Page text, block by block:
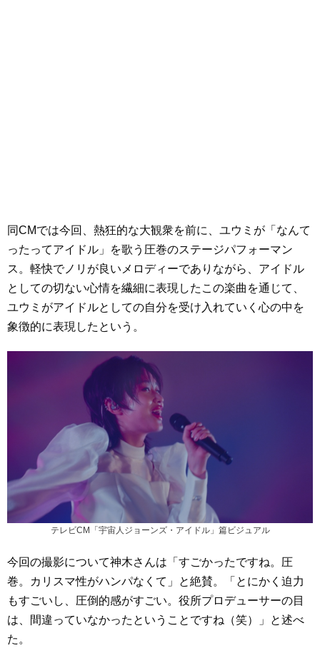
同CMでは今回、熱狂的な大観衆を前に、ユウミが「なんて
ったってアイドル」を歌う圧巻のステージパフォーマン
ス。軽快でノリが良いメロディーでありながら、アイドル
としての切ない心情を繊細に表現したこの楽曲を通じて、
ユウミがアイドルとしての自分を受け入れていく心の中を
象徴的に表現したという。
テレビCM「宇宙人ジョーンズ・アイドル」篇ビジュアル
今回の撮影について神木さんは「すごかったですね。圧
巻。カリスマ性がハンパなくて」と絶賛。「とにかく迫力
もすごいし、圧倒的感がすごい。役所プロデューサーの目
は、間違っていなかったということですね（笑）」と述べ
た。